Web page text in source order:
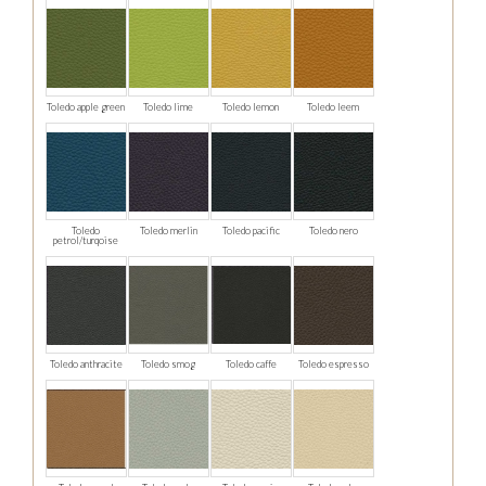
Toledo apple green Toledo lime Toledo lemon Toledo leem
Toledo
petrol/turqoise
Toledo merlin Toledo pacific Toledo nero
Toledo anthracite Toledo smog Toledo caffe Toledo espresso